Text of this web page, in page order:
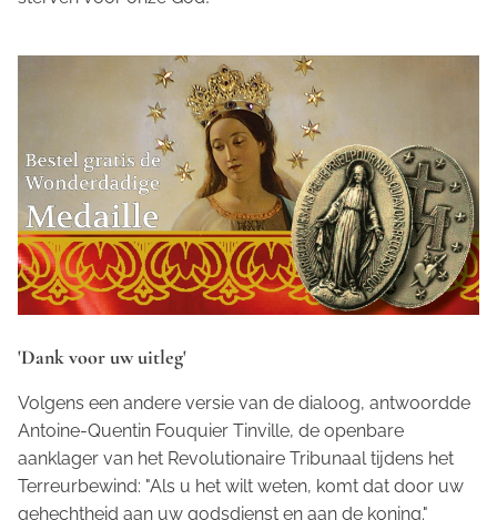
'Dank voor uw uitleg'
Volgens een andere versie van de dialoog, antwoordde
Antoine-Quentin Fouquier Tinville, de openbare
aanklager van het Revolutionaire Tribunaal tijdens het
Terreurbewind: "Als u het wilt weten, komt dat door uw
gehechtheid aan uw godsdienst en aan de koning."